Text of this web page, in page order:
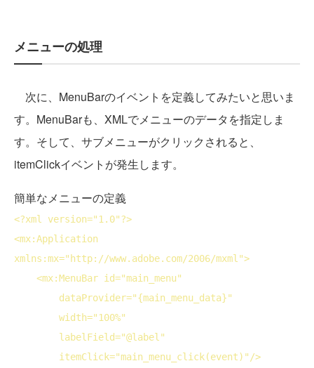
メニューの処理
次に、MenuBarのイベントを定義してみたいと思いま
す。MenuBarも、XMLでメニューのデータを指定しま
す。そして、サブメニューがクリックされると、
itemClickイベントが発生します。
簡単なメニューの定義
<?xml version="1.0"?>
<mx:Application
xmlns:mx="http://www.adobe.com/2006/mxml">
<mx:MenuBar id="main_menu"
dataProvider="{main_menu_data}"
width="100%"
labelField="@label"
itemClick="main_menu_click(event)"/>